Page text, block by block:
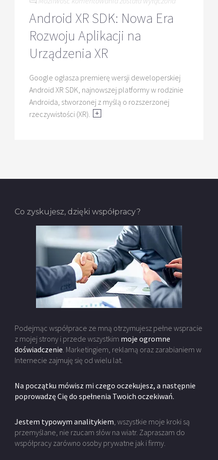
XR
SDK:
Nowa
Aplikacji
na
Urządzenia
XR
Android XR SDK: Nowa Era
Rozwoju Aplikacji na
Urządzenia XR
Google ogłasza premierę wersji deweloperskiej
Android XR SDK, najnowszej platformy w rodzinie
Androida, stworzonej z myślą o rozszerzonej
rzeczywistości (XR).
Co zyskujesz, dzięki współpracy?
Podejmąc współprace ze mną otrzymujesz pełne wspracie
z mojej strony i przede wszystkim moje ogromne
doświadczenie . Marketingiem, reklamą oraz zarabianiem w
Internecie zajmuję się od wielu lat.
Na początku mówisz mi czego oczekujesz, a następnie
poprowadzę Cię do spełnenia Twoich oczekiwań.
Jestem typowym analitykiem , wszystkie moje kroki są
przemyślane, nie rzucam słów na wiatr. Zapraszam do
współpracy zarówno osoby prywatne jak i firmy.